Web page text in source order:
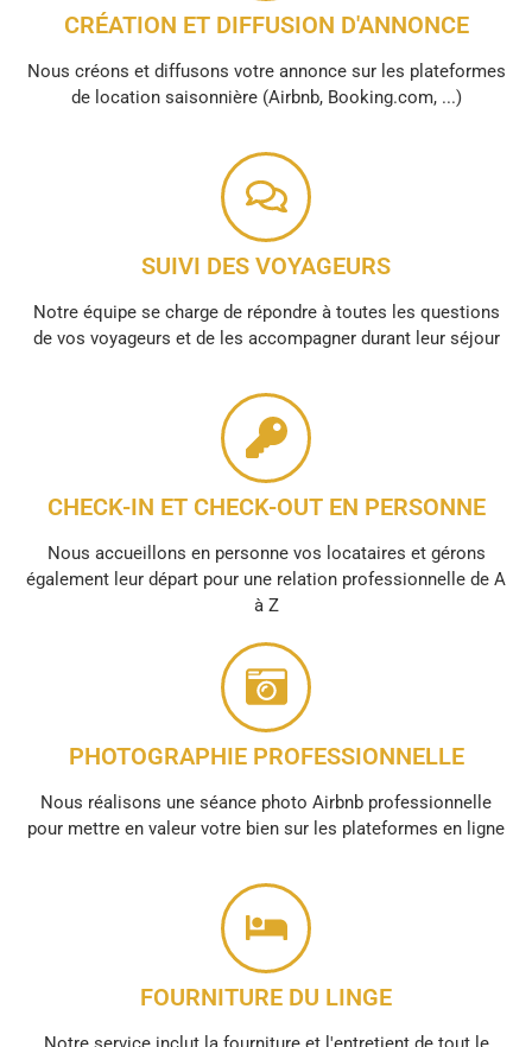
CRÉATION ET DIFFUSION D'ANNONCE
Nous créons et diffusons votre annonce sur les plateformes
de location saisonnière (Airbnb, Booking.com, ...)
SUIVI DES VOYAGEURS
Notre équipe se charge de répondre à toutes les questions
de vos voyageurs et de les accompagner durant leur séjour
CHECK-IN ET CHECK-OUT EN PERSONNE
Nous accueillons en personne vos locataires et gérons
également leur départ pour une relation professionnelle de A
à Z
PHOTOGRAPHIE PROFESSIONNELLE
Nous réalisons une séance photo Airbnb professionnelle
pour mettre en valeur votre bien sur les plateformes en ligne
FOURNITURE DU LINGE